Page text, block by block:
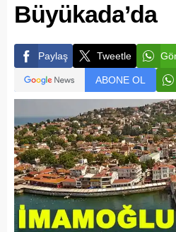
Büyükada’da
Paylaş Tweetle
ABONE OL